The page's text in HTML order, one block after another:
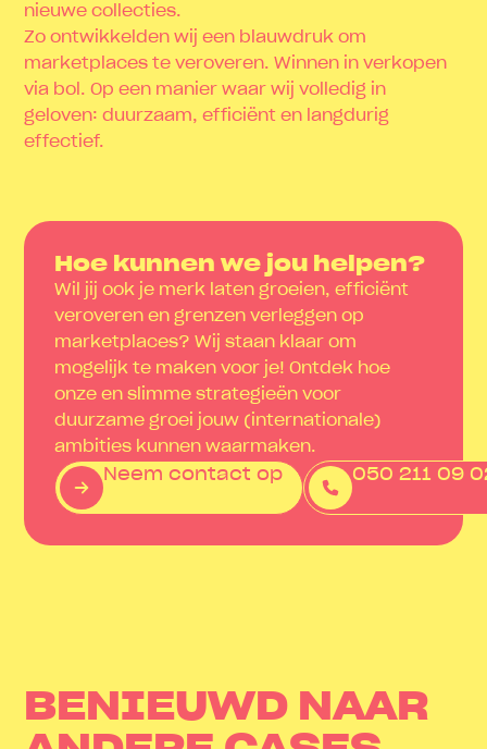
nieuwe collecties.
Zo ontwikkelden wij een blauwdruk om
marketplaces te veroveren. Winnen in verkopen
via bol. Op een manier waar wij volledig in
geloven: duurzaam, efficiënt en langdurig
effectief.
Hoe kunnen we jou helpen?
Wil jij ook je merk laten groeien, efficiënt
veroveren en grenzen verleggen op
marketplaces? Wij staan klaar om
mogelijk te maken voor je! Ontdek hoe
onze en slimme strategieën voor
duurzame groei jouw (internationale)
ambities kunnen waarmaken.
Neem contact op 050 211 09
BENIEUWD NAAR